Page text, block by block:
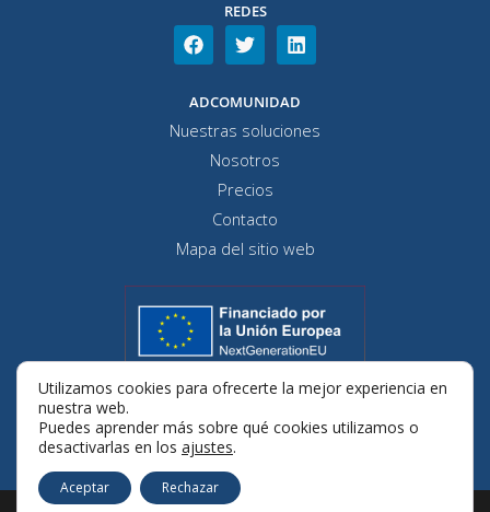
REDES
F
a
c
e
b
o
T
w
i
t
t
e
r
L
i
n
k
e
d
ADCOMUNIDAD
Nuestras soluciones
Nosotros
Precios
Contacto
Mapa del sitio web
Utilizamos cookies para ofrecerte la mejor experiencia en
nuestra web.
Puedes aprender más sobre qué cookies utilizamos o
desactivarlas en los ajustes.
Aceptar Rechazar